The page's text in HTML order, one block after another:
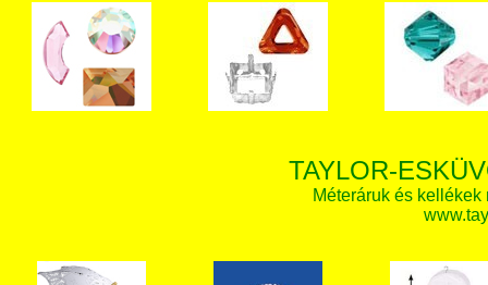
TAYLOR-
Méteráruk és